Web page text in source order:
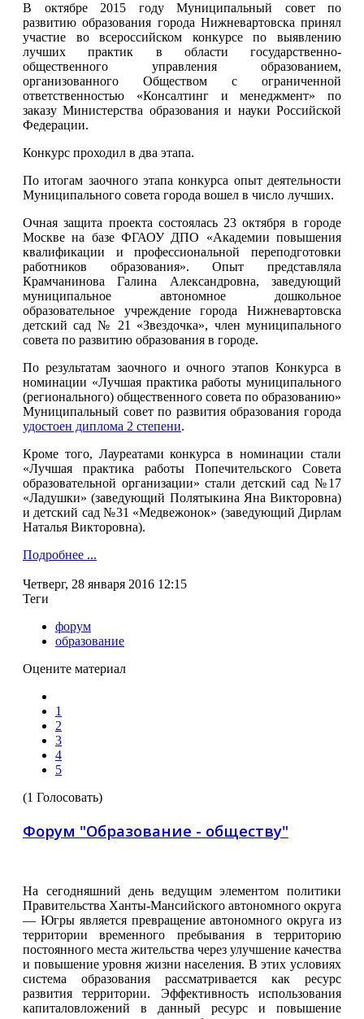
В октябре 2015 году Муниципальный совет по
развитию образования города Нижневартовска принял
участие во всероссийском конкурсе по выявлению
лучших практик в области государственно-
общественного управления образованием,
организованного Обществом с ограниченной
ответственностью «Консалтинг и менеджмент» по
заказу Министерства образования и науки Российской
Федерации.
Конкурс проходил в два этапа.
По итогам заочного этапа конкурса опыт деятельности
Муниципального совета города вошел в число лучших.
Очная защита проекта состоялась 23 октября в городе
Москве на базе ФГАОУ ДПО «Академии повышения
квалификации и профессиональной переподготовки
работников образования». Опыт представляла
Крамчанинова Галина Александровна, заведующий
муниципальное автономное дошкольное
образовательное учреждение города Нижневартовска
детский сад № 21 «Звездочка», член муниципального
совета по развитию образования в городе.
По результатам заочного и очного этапов Конкурса в
номинации «Лучшая практика работы муниципального
(регионального) общественного совета по образованию»
Муниципальный совет по развития образования города
удостоен диплома 2 степени.
Кроме того, Лауреатами конкурса в номинации стали
«Лучшая практика работы Попечительского Совета
образовательной организации» стали детский сад №17
«Ладушки» (заведующий Полятыкина Яна Викторовна)
и детский сад №31 «Медвежонок» (заведующий Дирлам
Наталья Викторовна).
Подробнее ...
Четверг, 28 января 2016 12:15
Теги
форум
образование
Оцените материал
1
2
3
4
5
(1 Голосовать)
Форум "Образование - обществу"
На сегодняшний день ведущим элементом политики
Правительства Ханты-Мансийского автономного округа
— Югры является превращение автономного округа из
территории временного пребывания в территорию
постоянного места жительства через улучшение качества
и повышение уровня жизни населения. В этих условиях
система образования рассматривается как ресурс
развития территории. Эффективность использования
капиталовложений в данный ресурс и повышение